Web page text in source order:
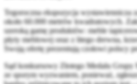
Tegoroczna ekspozycja wystawiennicza
około 60.000 metrów kwadratowych.
szeroką gamę produktów: meble
płyty meblowej oraz z litego drewna,
Swoją ofertę prezentują czołowi polscy
Sąd konkursowy Złotego Medalu Grupy
ze sporym wyzwaniem, ponieważ,